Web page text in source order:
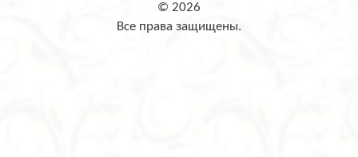
© 2026
Все права защищены.